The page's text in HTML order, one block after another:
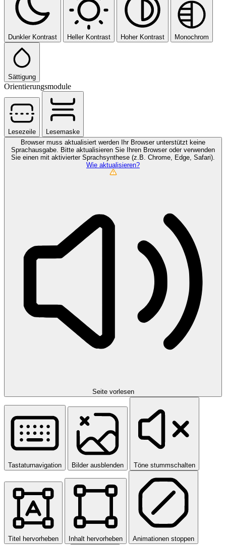
Dunkler Kontrast Heller Kontrast Hoher Kontrast Monochrom
Sättigung
Orientierungsmodule
Lesezeile
Lesemaske
Browser muss aktualisiert werden
Ihr Browser unterstützt keine
Sprachausgabe. Bitte aktualisieren Sie Ihren Browser oder verwenden
Sie einen mit aktivierter Sprachsynthese (z.B. Chrome, Edge, Safari).
Wie aktualisieren?
Seite vorlesen
Tastaturnavigation Bilder ausblenden Töne stummschalten
Titel hervorheben Inhalt hervorheben Animationen stoppen